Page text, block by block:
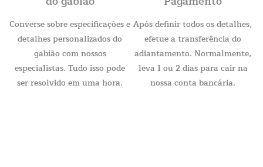
Converse sobre especificações e
detalhes personalizados do
gabião com nossos
especialistas. Tudo isso pode
ser resolvido em uma hora.
Após definir todos os detalhes,
efetue a transferência do
adiantamento. Normalmente,
leva 1 ou 2 dias para cair na
nossa conta bancária.